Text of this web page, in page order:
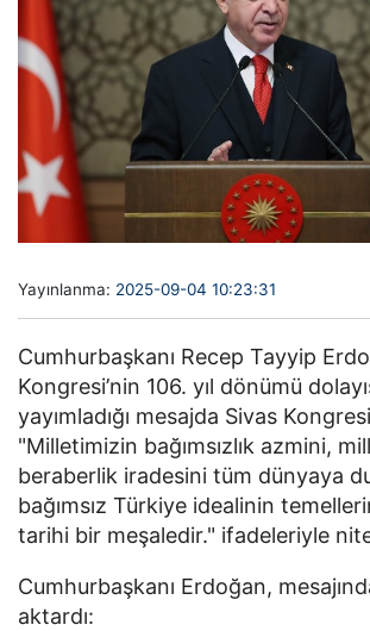
Yayınlanma: 2025-09-04 10:23:31
Cumhurbaşkanı Recep Tayyip
Kongresi’nin 106. yıl dönümü
yayımladığı mesajda Sivas
"Milletimizin bağımsızlık azmini,
beraberlik iradesini tüm dünyaya
bağımsız Türkiye idealinin
tarihi bir meşaledir." ifadeleriyle
Cumhurbaşkanı Erdoğan,
aktardı: